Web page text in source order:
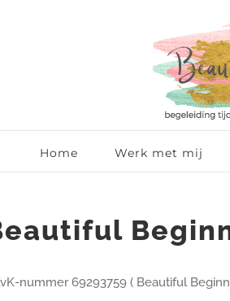
Home Werk met mij
nummer 69293759 ( Beautiful